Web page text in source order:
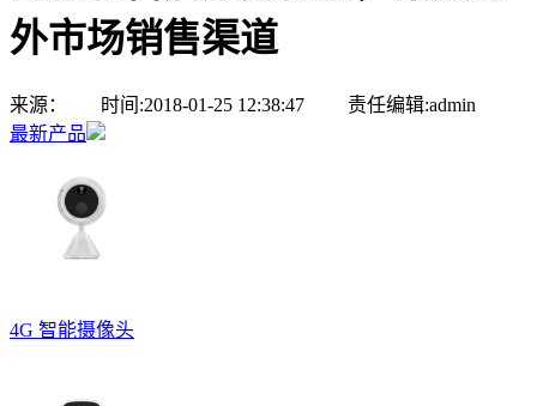
外市场销售渠道
来源： 时间:2018-01-25 12:38:47 责任编辑:admin
最新产品
4G 智能摄像头